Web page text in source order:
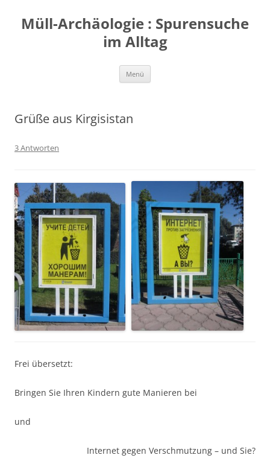
springen
Müll-Archäologie : Spurensuche
im Alltag
Menü
Grüße aus Kirgisistan
3 Antworten
Frei übersetzt:
Bringen Sie Ihren Kindern gute Manieren bei
und
Internet gegen Verschmutzung – und Sie?